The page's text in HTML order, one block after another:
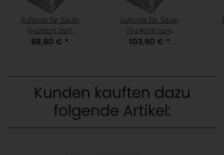
Aufpreis für Säule
H=120cm zum
Aufschrauben für
88,90 € *
Aufpreis für Säule
H=135cm zum
Aufschrauben für
103,90 € *
Kunden kauften dazu
folgende Artikel: